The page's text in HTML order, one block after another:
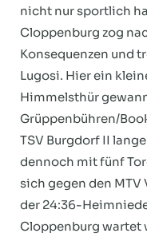
nicht nur sportlich
Cloppenburg zog
Konsequenzen und
Lugosi. Hier ein
Himmelsthür
Grüppenbühren/
TSV Burgdorf II
dennoch mit fünf
sich gegen den
der 24:36-
Cloppenburg wartet